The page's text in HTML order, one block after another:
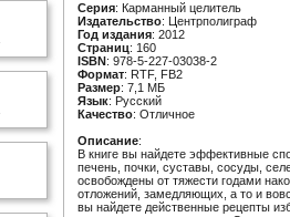
Серия: Карманный целитель
Издательство: Центрполиграф
Год издания: 2012
Страниц: 160
ISBN: 978-5-227-03038-2
Формат: RTF, FB2
Размер: 7,1 МБ
Язык: Русский
Качество: Отличное
Описание:
В книге вы найдете эффективные
печень, почки, суставы, сосуды,
освобождены от тяжести годами
отложений, замедляющих, а то и
вы найдете действенные рецепты